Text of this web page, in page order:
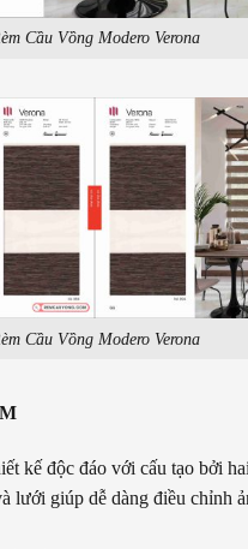
Cầu Vồng Modero Verona
Cầu Vồng Modero Verona
kế độc đáo với cấu tạo bởi
lưới giúp dễ dàng điều chỉnh